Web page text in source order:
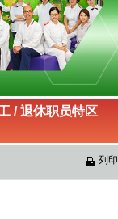
/ 退休职员特区
列印